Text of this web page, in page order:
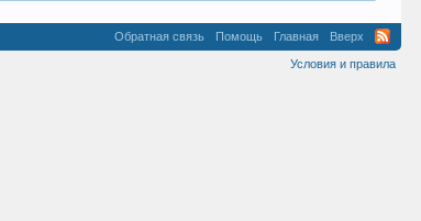
Обратная связь Помощь Главная Вверх
Условия и правила